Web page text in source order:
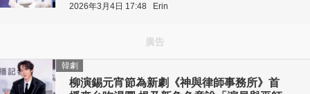
2026年3月4日 17:48 Erin
廣告
柳演錫元宵節為新劇《神與律師事務所》首
韓劇